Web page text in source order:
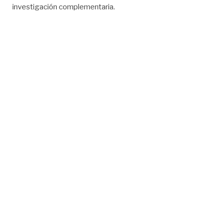
investigación complementaria.